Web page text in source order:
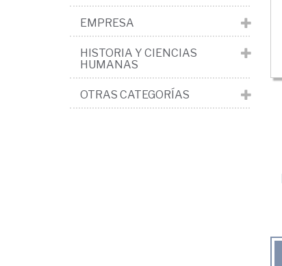
EMPRESA
HISTORIA Y CIENCIAS
HUMANAS
OTRAS CATEGORÍAS